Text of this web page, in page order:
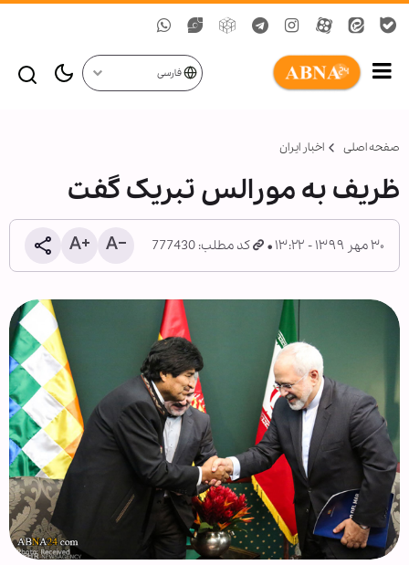
فارسی
صفحه اصلی اخبار ایران
ظریف به مورالس تبریک گفت
۳۰ مهر ۱۳۹۹ - ۱۳:۲۲ کد مطلب: 777430